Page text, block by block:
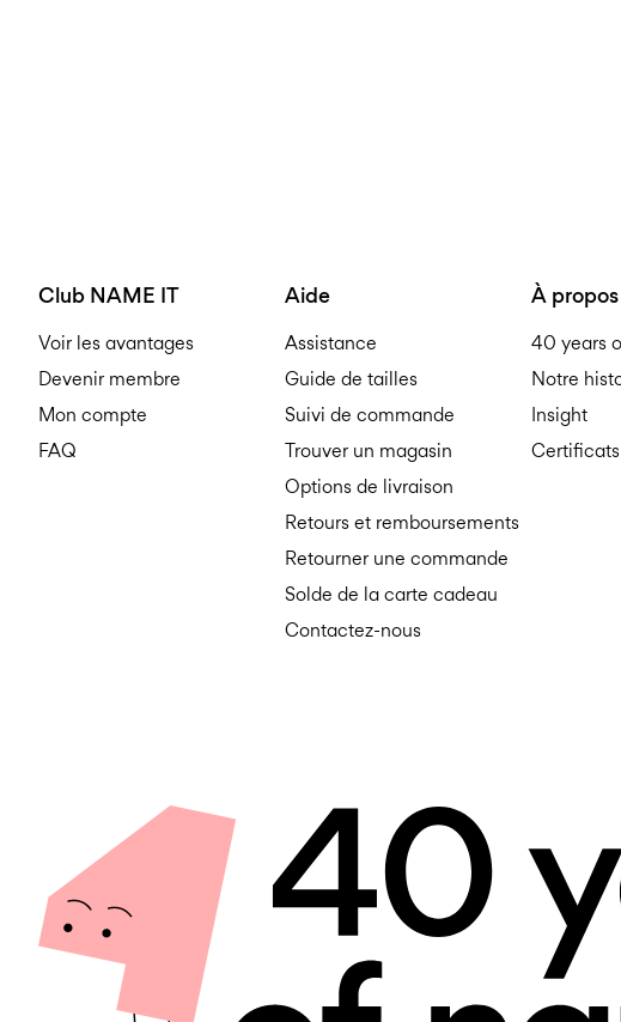
Club NAME IT
Voir les avantages
Devenir membre
Mon compte
FAQ
Aide
Assistance
Guide de tailles
Suivi de commande
Trouver un magasin
Options de livraison
Retours et remboursements
Retourner une commande
Solde de la carte cadeau
Contactez-nous
À
40 years
Notre
Insight
Certificats